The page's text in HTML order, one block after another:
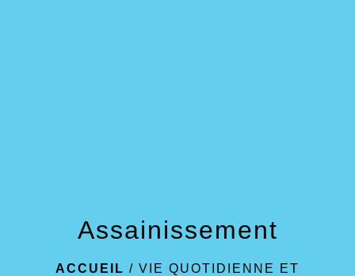
Assainissement
ACCUEIL / VIE QUOTIDIENNE ET